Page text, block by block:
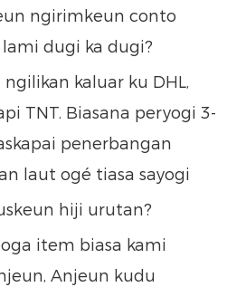
ngirimkeun conto
dugi ka dugi?
kaluar ku DHL,
TNT. Biasana peryogi 3-
penerbangan
laut ogé tiasa sayogi
hiji urutan?
item biasa kami
Anjeun kudu